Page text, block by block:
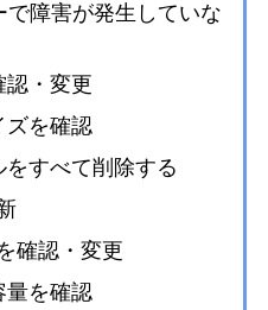
で障害が発生していな
認・変更
ズを確認
すべて削除する
確認・変更
量を確認